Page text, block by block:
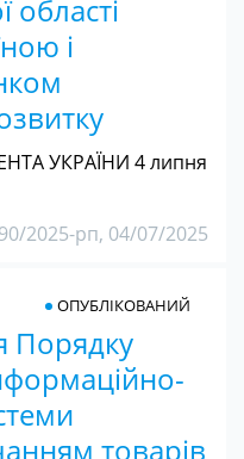
області
і
УКРАЇНИ 4 липня
2025-pп, 04/07/2025
Порядку
товарів
ОПУБЛІКОВАНИЙ